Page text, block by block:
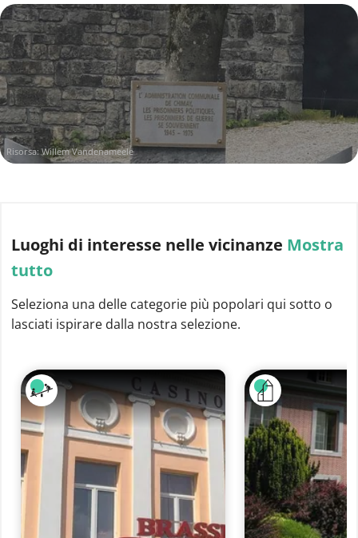
Risorsa: Willem Vandenameele
Luoghi di interesse nelle vicinanze Mostra
tutto
Seleziona una delle categorie più popolari qui sotto o
lasciati ispirare dalla nostra selezione.